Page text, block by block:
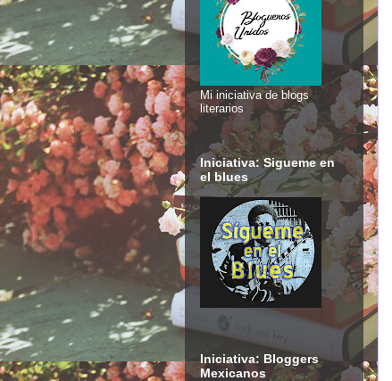
Mi iniciativa de blogs
literarios
Iniciativa: Sigueme en
el blues
Iniciativa: Bloggers
Mexicanos